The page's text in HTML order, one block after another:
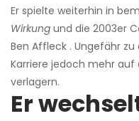
Er spielte weiterhin in
Wirkung und die 2003er
Ben Affleck . Ungefähr
Karriere jedoch mehr auf
verlagern.
Er